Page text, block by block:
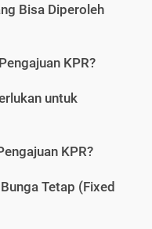
Bisa Diperoleh
KPR?
untuk
KPR?
Tetap (Fixed